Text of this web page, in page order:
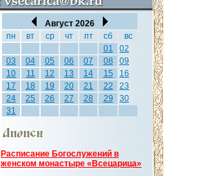
Август 2026
пн
вт ср чт пт сб
вс
01
02
03
04 05 06 07 08
09
10
11 12 13 14 15
16
17
18 19 20 21 22
23
24
25 26 27 28 29
30
31
Расписание Богослужений в
женском монастыре «Всецарица»